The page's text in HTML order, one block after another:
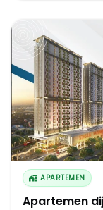
APARTEMEN
Apartemen